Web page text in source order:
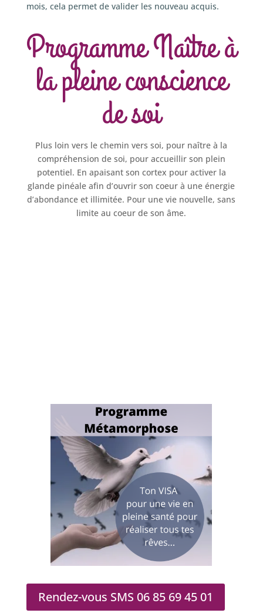
mois, cela permet de valider les nouveau acquis.
Programme Naître à
la pleine conscience
de soi
Plus loin vers le chemin vers soi, pour naître à la
compréhension de soi, pour accueillir son plein
potentiel. En apaisant son cortex pour activer la
glande pinéale afin d’ouvrir son coeur à une énergie
d’abondance et illimitée. Pour une vie nouvelle, sans
limite au coeur de son âme.
Rendez-vous SMS 06 85 69 45 01